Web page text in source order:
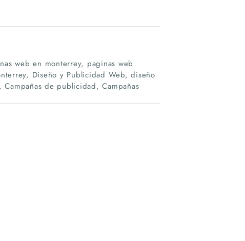
web en monterrey, paginas web
Diseño y Publicidad Web, diseño
de publicidad, Campañas